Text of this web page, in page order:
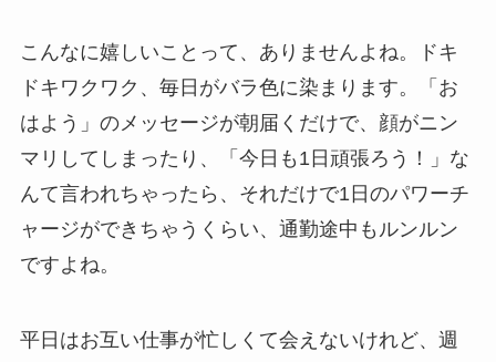
こんなに嬉しいことって、ありませんよね。ドキ
ドキワクワク、毎日がバラ色に染まります。「お
はよう」のメッセージが朝届くだけで、顔がニン
マリしてしまったり、「今日も1日頑張ろう！」な
んて言われちゃったら、それだけで1日のパワーチ
ャージができちゃうくらい、通勤途中もルンルン
ですよね。
平日はお互い仕事が忙しくて会えないけれど、週